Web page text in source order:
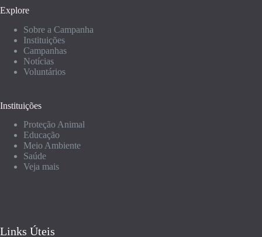
Explore
Sobre a Campanha
Instituições
Campanhas
Notícias
Voluntários
Instituições
Proteção Animal
Educação
Meio Ambiente
Saúde
Veja mais
Links Úteis